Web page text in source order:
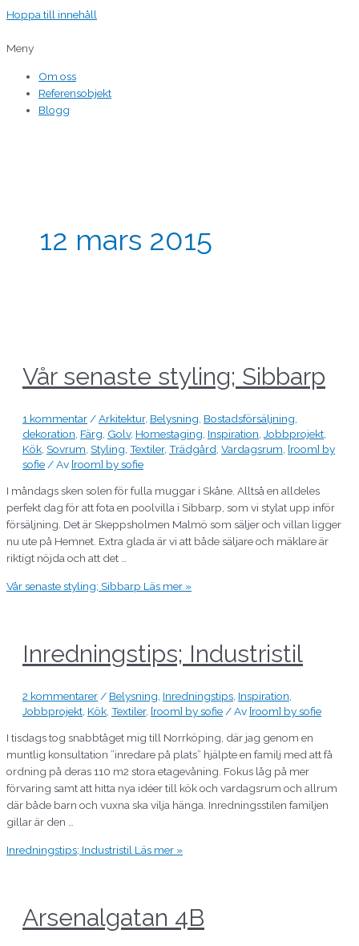
Hoppa till innehåll
Meny
Om oss
Referensobjekt
Blogg
12 mars 2015
Vår senaste styling; Sibbarp
1 kommentar /Arkitektur, Belysning Bostadsförsäljning
dekoration Färg Golv, Homestaging Inspiration Jobbprojekt
Kök Sovrum Styling Textiler, Trädgård Vardagsrum [room] by
sofie / Av [room] by sofie
I måndags sken solen för fulla muggar i Skåne. Alltså en alldeles
perfekt dag för att fota en poolvilla i Sibbarp, som vi stylat upp inför
försäljning. Det är Skeppsholmen Malmö som säljer och villan ligger
nu ute på Hemnet. Extra glada är vi att både säljare och mäklare är
riktigt nöjda och att det …
Vår senaste styling; Sibbarp Läs mer »
Inredningstips; Industristil
2 kommentarer / Belysning Inredningstips Inspiration
Jobbprojekt Kök Textiler, [room] by sofie / Av [room] by sofie
I tisdags tog snabbtåget mig till Norrköping, där jag genom en
muntlig konsultation ”inredare på plats” hjälpte en familj med att få
ordning på deras 110 m2 stora etagevåning. Fokus låg på mer
förvaring samt att hitta nya idéer till kök och vardagsrum och allrum
där både barn och vuxna ska vilja hänga. Inredningsstilen familjen
gillar är den …
Inredningstips; Industristil Läs mer »
Arsenalgatan 4B